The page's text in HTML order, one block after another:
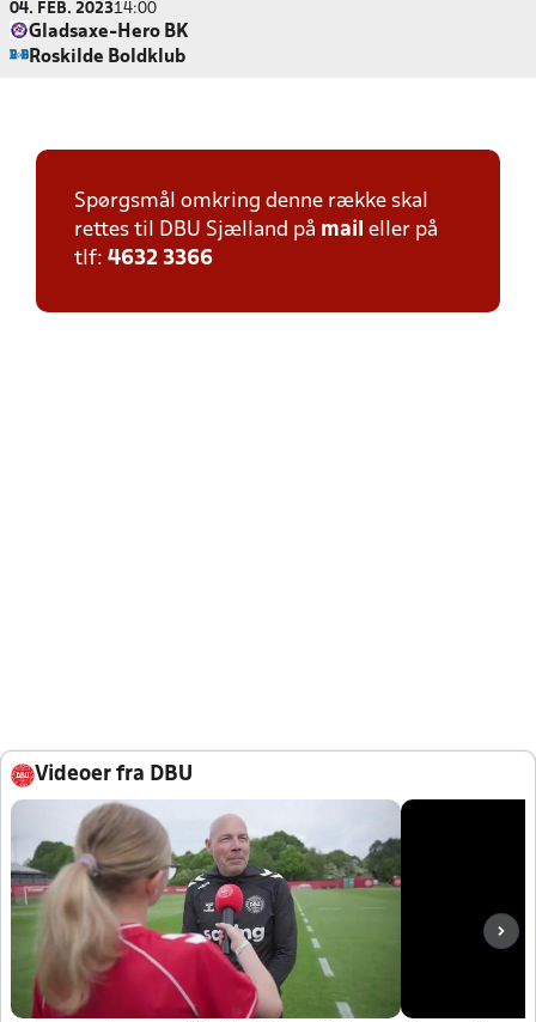
04. FEB. 202314:00
Gladsaxe-Hero BK
Roskilde Boldklub
Spørgsmål omkring denne række skal
rettes til DBU Sjælland på mail eller på
tlf: 4632 3366
Videoer fra DBU